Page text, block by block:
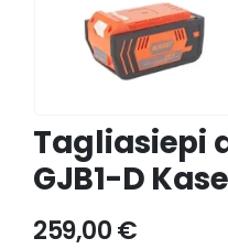
Tagliasiepi
GJB1-D
259,00€